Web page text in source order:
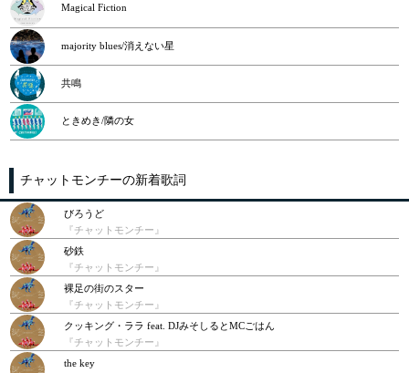
Magical Fiction
majority blues/消えない星
共鳴
ときめき/隣の女
チャットモンチーの新着歌詞
びろうど
『チャットモンチー』
砂鉄
『チャットモンチー』
裸足の街のスター
『チャットモンチー』
クッキング・ララ feat. DJみそしるとMCごはん
『チャットモンチー』
the key